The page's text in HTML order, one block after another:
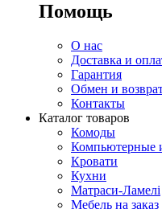
Помощь
О нас
Доставка и
Гарантия
Обмен и
Контакты
Каталог товаров
Комоды
Компьютерные
Кровати
Кухни
Матраси-Ламелі
Мебель на